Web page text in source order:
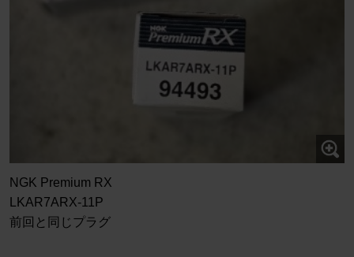
NGK Premium RX
LKAR7ARX-11P
前回と同じプラグ